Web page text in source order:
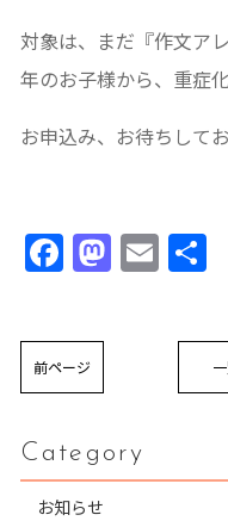
対象は、まだ『作文ア
年のお子様から、重症
お申込み、お待ちしてお
Facebook共
前ページ
Category
お知らせ